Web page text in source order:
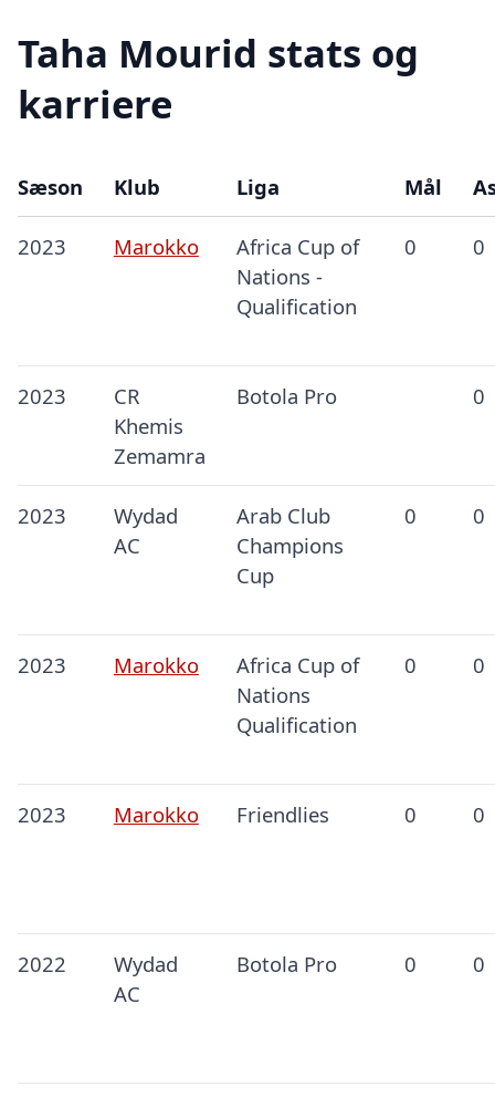
Taha Mourid stats og
karriere
Sæson Klub Liga Mål
2023 Marokko
Africa Cup of
Nations -
Qualification
0 0
2023
CR
Khemis
Zemamra
Botola Pro 0
2023
Wydad
AC
Arab Club
Champions
Cup
0 0
2023 Marokko
Africa Cup of
Nations
Qualification
0 0
2023 Marokko Friendlies 0 0
2022
Wydad
AC
Botola Pro 0 0